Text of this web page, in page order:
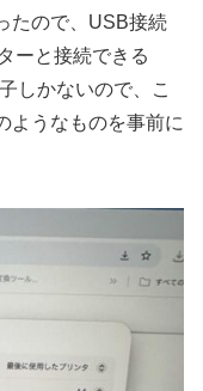
たので、USB接続
ーと接続できる
しかないので、こ
ようなものを事前に